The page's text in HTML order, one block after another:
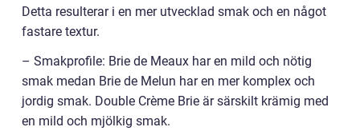
Detta resulterar i en mer utvecklad smak och en något
fastare textur.
– Smakprofile: Brie de Meaux har en mild och nötig
smak medan Brie de Melun har en mer komplex och
jordig smak. Double Crème Brie är särskilt krämig med
en mild och mjölkig smak.